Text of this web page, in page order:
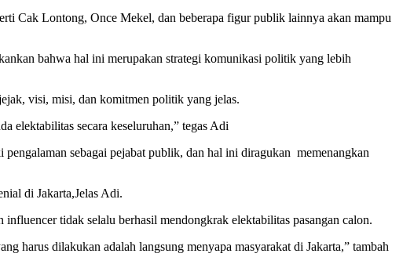
Cak Lontong, Once Mekel, dan beberapa figur publik lainnya akan mampu
bahwa hal ini merupakan strategi komunikasi politik yang lebih
visi, misi, dan komitmen politik yang jelas.
elektabilitas secara keseluruhan,” tegas Adi
sebagai pejabat publik, dan hal ini diragukan memenangkan
di Jakarta,Jelas Adi.
tidak selalu berhasil mendongkrak elektabilitas pasangan calon.
harus dilakukan adalah langsung menyapa masyarakat di Jakarta,” tambah